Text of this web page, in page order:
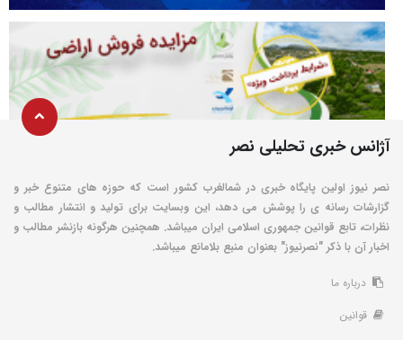
آژانس خبری تحلیلی نصر
نصر نیوز اولین پایگاه خبری در شمالغرب کشور است که حوزه های متنوع خبر و
گزارشات رسانه ی را پوشش می دهد، این وبسایت برای تولید و انتشار مطالب و
نظرات، تابع قوانین جمهوری اسلامی ایران میباشد. همچنین هرگونه بازنشر مطالب و
اخبار آن با ذکر "نصرنیوز" بعنوان منبع بلامانع میباشد.
درباره ما
قوانین